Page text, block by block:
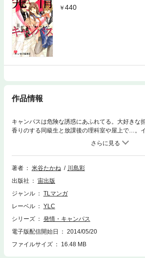
440
作品情報
キャンパスは危険な誘惑にあふれてる。大好きな
香りのする同級生と放課後の理科室や屋上で…。
ているのに、恋して、愛して、シテしまう…！
著者 米谷たかね
川島彩
出版社
宙出版
ジャンル
TLマンガ
レーベル
YLC
シリーズ
発情・キャンパス
電子版配信開始日
2014/05/20
ファイルサイズ
16.48 MB